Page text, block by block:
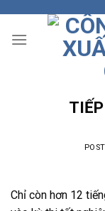
content
Chỉ còn hơn 12